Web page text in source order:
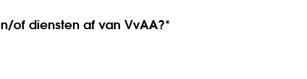
of diensten af van VvAA?*